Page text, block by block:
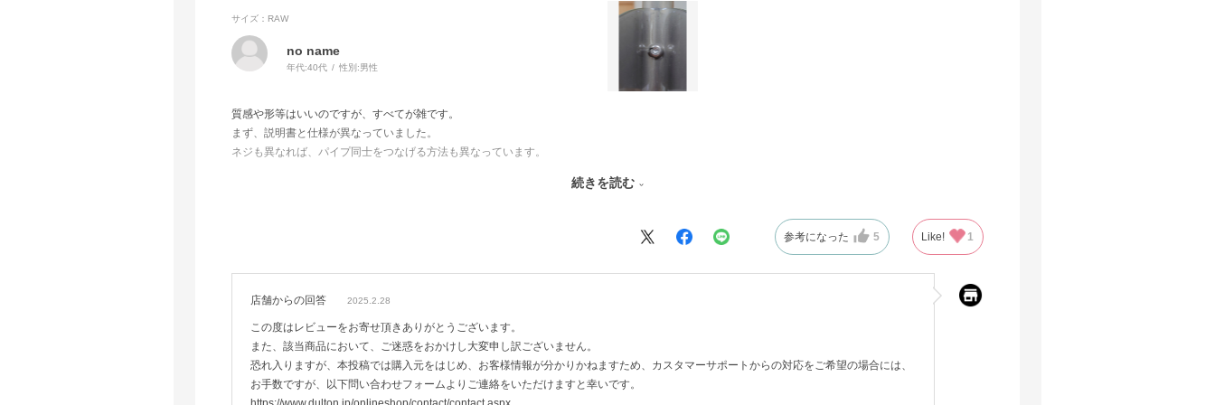
サイズ：RAW
no name
年代:40代 性別:男性
質感や形等はいいのですが、すべてが雑です。
まず、説明書と仕様が異なっていました。
ネジも異なれば、パイプ同士をつなげる方法も異なっています。
筒にセットされるプラスチックパーツもすでに筒の中に入ってしまっていて取り出すことも困難であり、「一旦誰かが組み立てたもの？」「返品の品？」
固定用ネジも、予備は入っておらず、しかも1個は頭が壊れているネジでどうにもなりませんでした。
重さもあるし返品するのも面倒なので、なんとか組み立てましたが（しかも説明書は一切参考にならず）、これだけの金額をかけるのであれば他のものに
続きを読む
参考になった 5 Like! 1
店舗からの回答 2025.2.28
この度はレビューをお寄せ頂きありがとうございます。
また、該当商品において、ご迷惑をおかけし大変申し訳ございません。
恐れ入りますが、本投稿では購入元をはじめ、お客様情報が分かりかねますため、カスタマーサポートからの対応をご希望の場合には、
お手数ですが、以下問い合わせフォームよりご連絡をいただけますと幸いです。